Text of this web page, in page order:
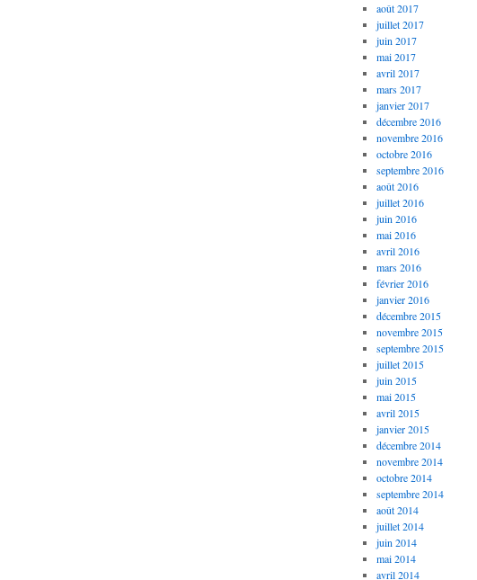
août 2017
juillet 2017
juin 2017
mai 2017
avril 2017
mars 2017
janvier 2017
décembre 2016
novembre 2016
octobre 2016
septembre 2016
août 2016
juillet 2016
juin 2016
mai 2016
avril 2016
mars 2016
février 2016
janvier 2016
décembre 2015
novembre 2015
septembre 2015
juillet 2015
juin 2015
mai 2015
avril 2015
janvier 2015
décembre 2014
novembre 2014
octobre 2014
septembre 2014
août 2014
juillet 2014
juin 2014
mai 2014
avril 2014